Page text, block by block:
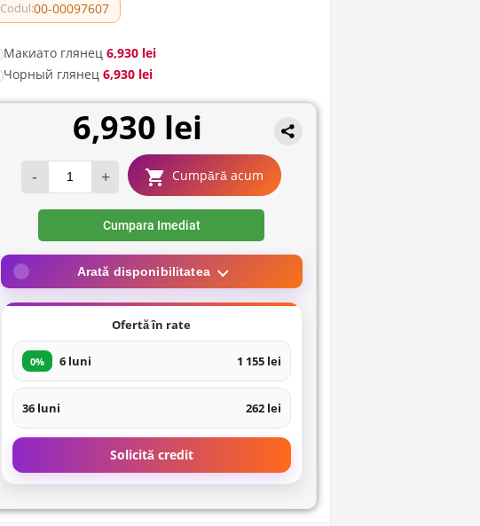
Codul:00-00097607
Макиато глянец 6,930 lei
Чорный глянец 6,930 lei
6,930 lei
- + Cumpără acum
Cumpara Imediat
Arată disponibilitatea
Ofertă în rate
0% 6 luni 1 155 lei
36 luni 262 lei
Solicită credit